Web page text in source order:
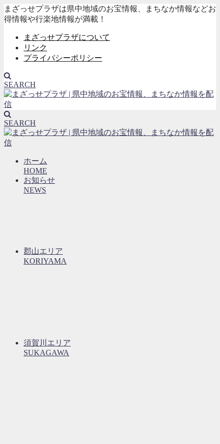
まざっせプラザは県中地域のお宝情報、まちなか情報などお
得情報や行楽地情報が満載！
まざっせプラザについて
リンク
プライバシーポリシー
SEARCH
SEARCH
ホーム
HOME
お知らせ
NEWS
郡山エリア
KORIYAMA
須賀川エリア
SUKAGAWA